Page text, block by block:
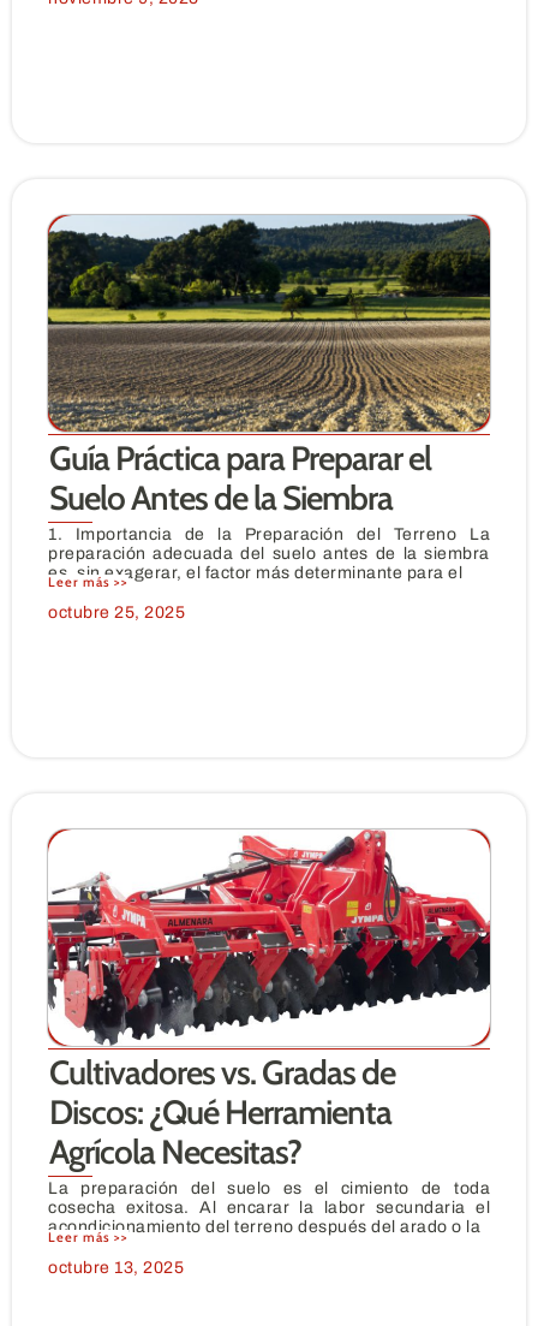
Guía Práctica para Preparar el
Suelo Antes de la Siembra
1. Importancia de la Preparación del Terreno La
preparación adecuada del suelo antes de la siembra
es, sin exagerar, el factor más determinante para el
Leer más >>
octubre 25, 2025
Cultivadores vs. Gradas de
Discos: ¿Qué Herramienta
Agrícola Necesitas?
La preparación del suelo es el cimiento de toda
cosecha exitosa. Al encarar la labor secundaria el
acondicionamiento del terreno después del arado o la
Leer más >>
octubre 13, 2025